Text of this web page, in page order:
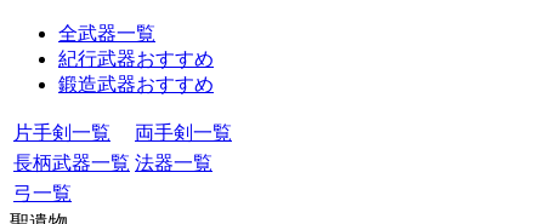
全武器一覧
紀行武器おすすめ
鍛造武器おすすめ
片手剣一覧
両手剣一覧
長柄武器一覧 法器一覧
弓一覧